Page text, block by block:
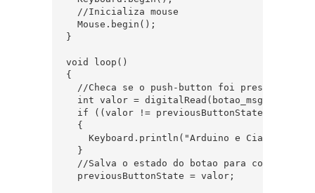
  //Inicializa mouse
  Mouse.begin();
}
void loop()
{
  //Checa se o push-button foi pressionado
  int valor = digitalRead(botao_msg);
if ((valor != previousButtonState) &&
  {
    Keyboard.println("Arduino e Cia !");
  }
//Salva o estado do botao para comparacao
  previousButtonState = valor;